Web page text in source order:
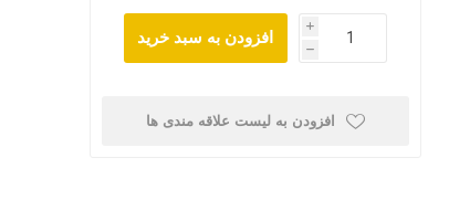
i
h
افزودن به سبد خرید
افزودن به لیست علاقه مندی ها